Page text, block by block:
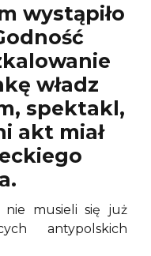
wystąpiło
władz
spektakl,
akt miał
nie musieli się już
antypolskich